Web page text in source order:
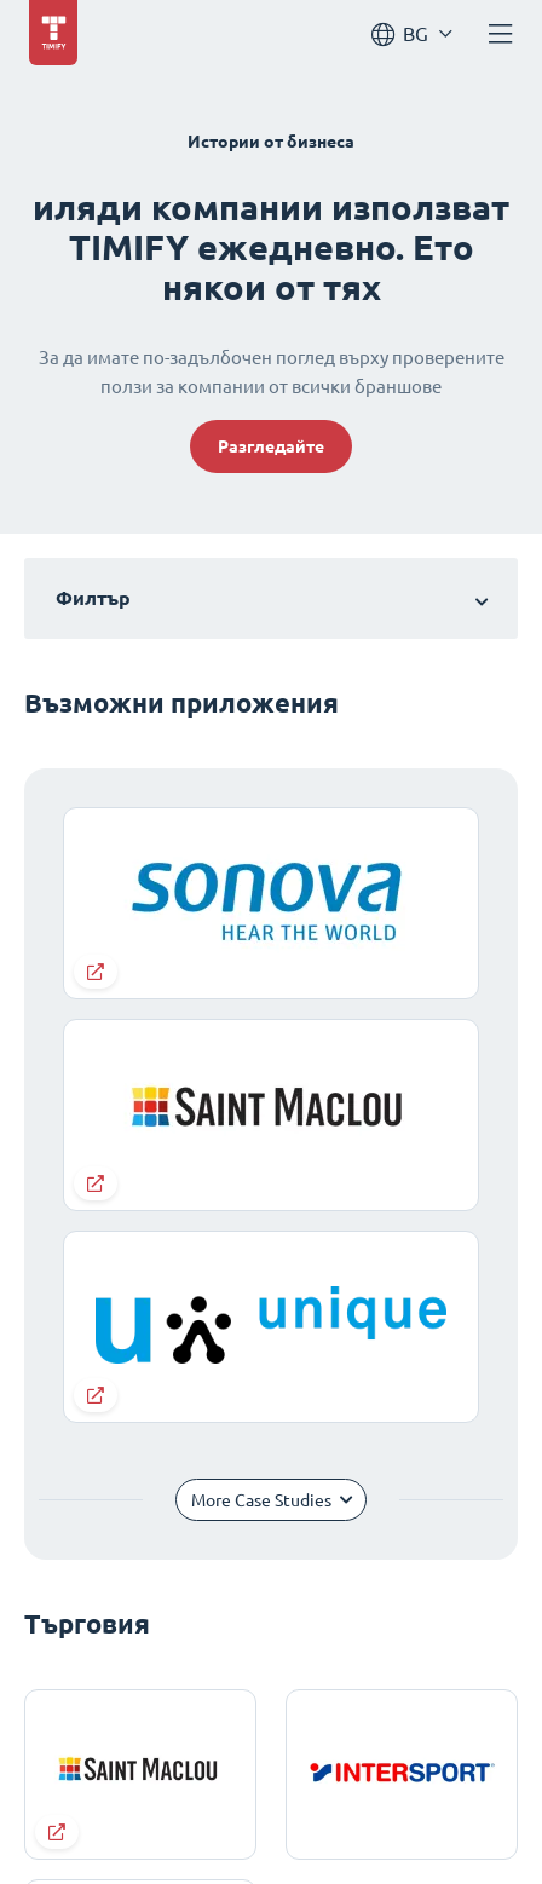
BG
Истории от бизнеса
иляди компании използват
TIMIFY ежедневно. Ето
някои от тях
За да имате по-задълбочен поглед върху проверените
ползи за компании от всички браншове
Разгледайте
Филтър
Възможни приложения
More Case Studies
Търговия